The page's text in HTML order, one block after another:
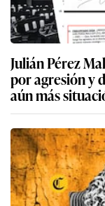
Julián Pérez
por agresión y
aún más